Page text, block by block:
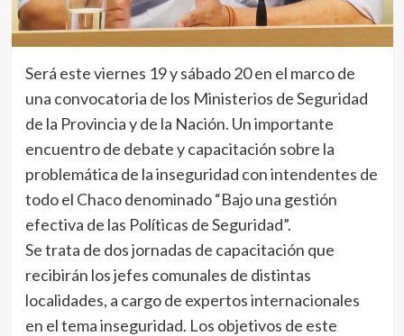
Será este viernes 19 y sábado 20 en el marco de
una convocatoria de los Ministerios de Seguridad
de la Provincia y de la Nación. Un importante
encuentro de debate y capacitación sobre la
problemática de la inseguridad con intendentes de
todo el Chaco denominado “Bajo una gestión
efectiva de las Políticas de Seguridad”.
Se trata de dos jornadas de capacitación que
recibirán los jefes comunales de distintas
localidades, a cargo de expertos internacionales
en el tema inseguridad. Los objetivos de este